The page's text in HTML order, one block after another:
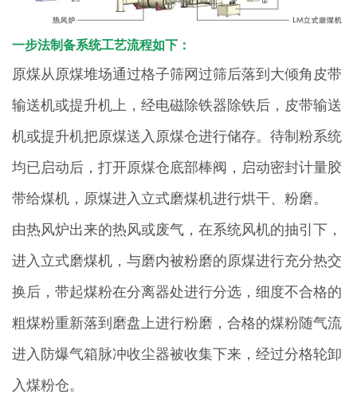
一步法制备系统工艺流程如下：
原煤从原煤堆场通过格子筛网过筛后落到大倾角皮带
输送机或提升机上，经电磁除铁器除铁后，皮带输送
机或提升机把原煤送入原煤仓进行储存。待制粉系统
均已启动后，打开原煤仓底部棒阀，启动密封计量胶
带给煤机，原煤进入立式磨煤机进行烘干、粉磨。
由热风炉出来的热风或废气，在系统风机的抽引下，
进入立式磨煤机，与磨内被粉磨的原煤进行充分热交
换后，带起煤粉在分离器处进行分选，细度不合格的
粗煤粉重新落到磨盘上进行粉磨，合格的煤粉随气流
进入防爆气箱脉冲收尘器被收集下来，经过分格轮卸
入煤粉仓。